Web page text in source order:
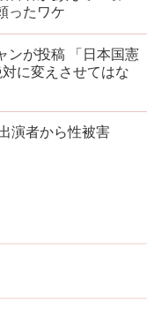
ったワケ
ンが投稿 「日本国憲
に変えさせてはな
演者から性被害